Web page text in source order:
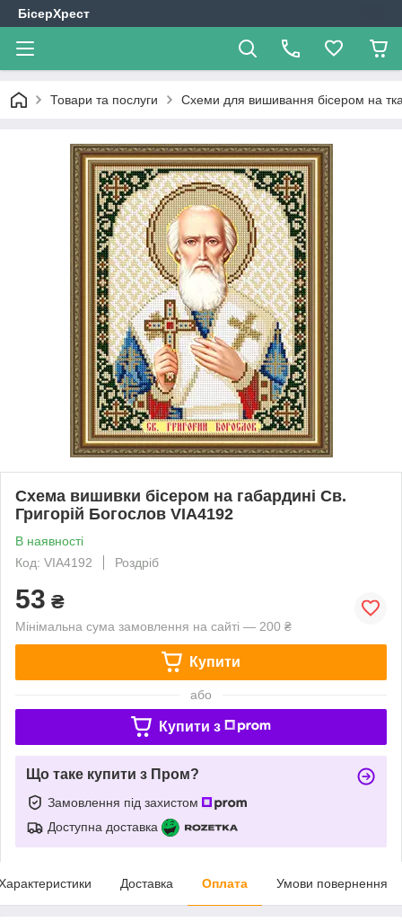
БісерХрест
Товари та послуги Схеми для вишивання бісером на
Схема вишивки бісером на габардині Св.
Григорій Богослов VIA4192
В наявності
Код: VIA4192
Роздріб
53 ₴
Мінімальна сума замовлення на сайті — 200 ₴
Купити
або
Купити з
Що таке купити з Пром?
Замовлення під захистом
Доступна доставка
Доставка Оплата Умови повернення